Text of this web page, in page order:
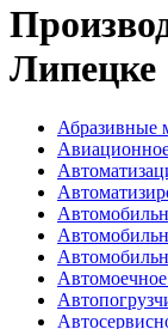
Липецке
Абразивные